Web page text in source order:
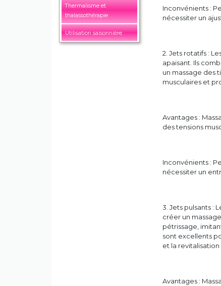
Thermalisme et
thalassothérapie
Utilisation saisonnière
Inconvénients :
nécessiter un
2. Jets rotatifs :
apaisant. Ils
un massage des
musculaires et
Avantages :
des tensions
Inconvénients :
nécessiter un
3. Jets pulsants :
créer un
pétrissage,
sont excellents
et la revitalisation
Avantages :